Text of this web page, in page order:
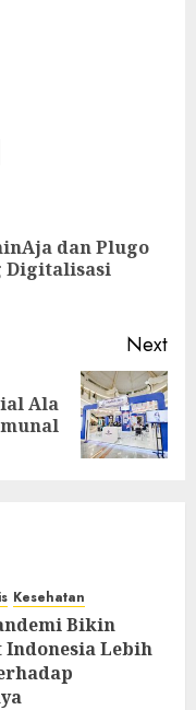
dan Plugo
Digitalisasi
Next
Ala
Kesehatan
Bikin
Indonesia Lebih